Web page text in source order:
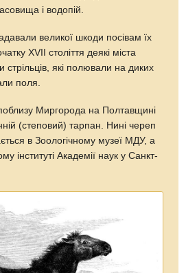
і водопій.
великої шкоди посівам їх
XVII століття деякі міста
стрільців, які полювали на диких
поля.
Миргорода на Полтавщині
(степовий) тарпан. Нині череп
в Зоологічному музеї МДУ, а
інституті Академії наук у Санкт-